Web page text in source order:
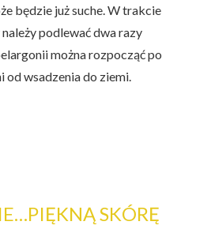
będzie już suche. W trakcie
podlewać dwa razy
można rozpocząć po
od wsadzenia do ziemi.
SKÓRĘ